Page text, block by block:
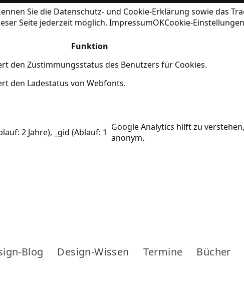
Sie die Datenschutz- und Cookie-Erklärung sowie das
Seite jederzeit möglich. ImpressumOKCookie-
Funktion
den Zustimmungsstatus des Benutzers für Cookies.
den Ladestatus von Webfonts.
2 Jahre), _gid (Ablauf: 1 Google Analytics hilft zu
anonym.
Blog Design-Wissen Termine Bücher